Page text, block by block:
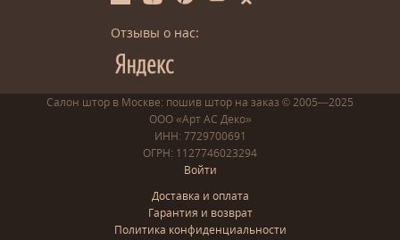
Отзывы о нас:
Салон штор в Москве: пошив штор на заказ © 2005—2025
ООО «Арт АС Деко»
ИНН: 7729700691
ОГРН: 1127746023294
Войти
Доставка и оплата
Гарантия и возврат
Политика конфиденциальности